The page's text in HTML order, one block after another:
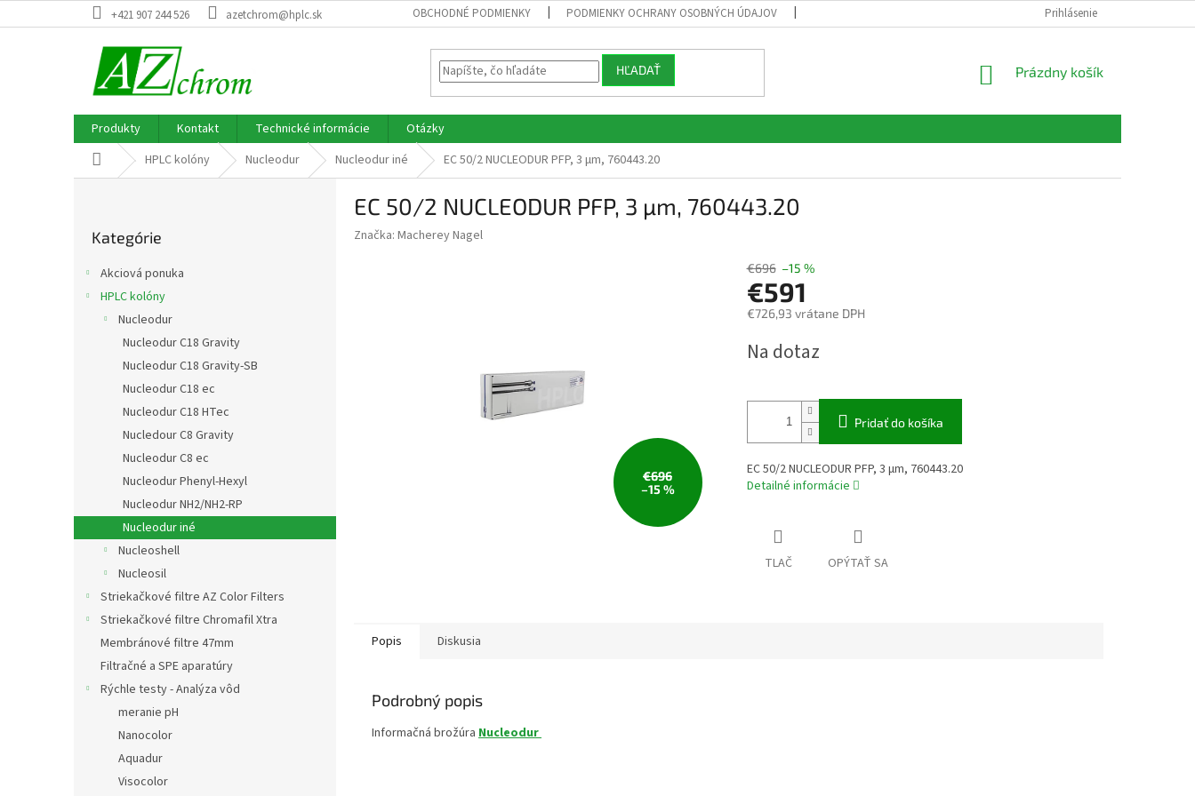
na
+421 907 244 526 azetchrom@hplc.sk OBCHODNÉ PODMIENKY PODMIENKY OCHRANY OSOBNÝCH ÚDAJOV Prihlásenie
HĽADAŤ
NÁKUPNÝ
Prázdny košík
Produkty Kontakt Technické informácie
Otázky
DomovHPLC kolóny Nucleodur Nucleodur iné EC 50/2 NUCLEODUR PFP, 3 µm, 760443.20
kategórie
Kategórie
Akciová ponuka
HPLC kolóny
Nucleodur
Nucleodur C18 Gravity
Nucleodur C18 Gravity-SB
Nucleodur C18 ec
Nucleodur C18 HTec
Nucledour C8 Gravity
Nucleodur C8 ec
Nucleodur Phenyl-Hexyl
Nucleodur NH2/NH2-RP
Nucleodur iné
Nucleoshell
Nucleosil
Striekačkové filtre AZ Color Filters
Striekačkové filtre Chromafil Xtra
Membránové filtre 47mm
Filtračné a SPE aparatúry
Rýchle testy - Analýza vôd
meranie pH
Nanocolor
Aquadur
Visocolor
EC 50/2 NUCLEODUR PFP, 3 µm, 760443.20
Značka: Macherey Nagel
€696
–15 %
€696 –15 %
€591
€726,93 vrátane DPH
cena:
Na dotaz
Pridať do košíka
EC 50/2 NUCLEODUR PFP, 3 µm, 760443.20
Detailné informácie
TLAČ OPÝTAŤ SA
Popis Diskusia
Podrobný popis
Informačná brožúra Nucleodur